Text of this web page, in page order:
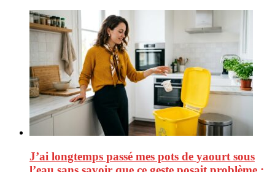
J’ai longtemps passé mes pots de yaourt sous